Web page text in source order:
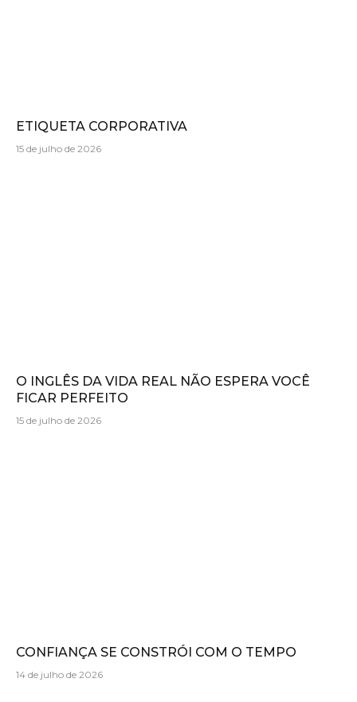
ETIQUETA CORPORATIVA
15 de julho de 2026
O INGLÊS DA VIDA REAL NÃO ESPERA VOCÊ
FICAR PERFEITO
15 de julho de 2026
CONFIANÇA SE CONSTRÓI COM O TEMPO
14 de julho de 2026